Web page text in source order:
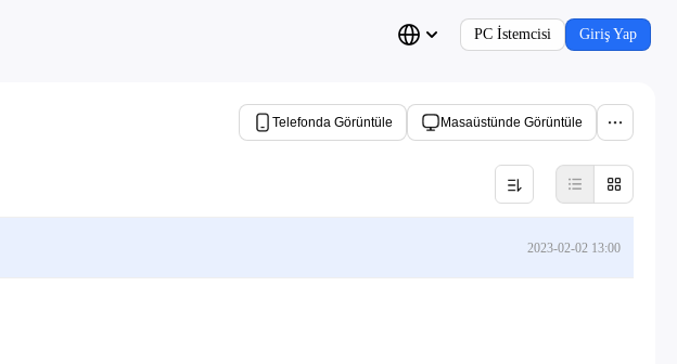
PC İstemcisi Giriş Yap
Telefonda Görüntüle Masaüstünde Görüntüle
2023-02-02 13:00